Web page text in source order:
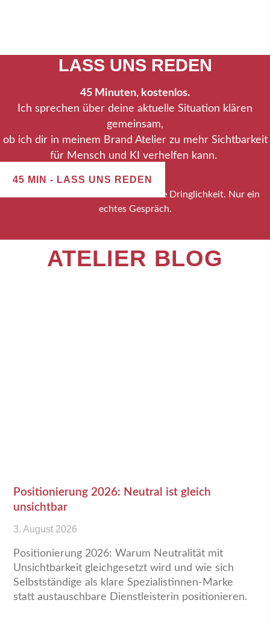
LASS UNS REDEN
45 Minuten, kostenlos.
Ich sprechen über deine aktuelle Situation klären
gemeinsam,
ob ich dir in meinem Brand Atelier zu mehr Sichtbarkeit
für Mensch und KI verhelfen kann.
45 MIN - LASS UNS REDEN
Kein Verkaufsdruck. Keine künstliche Dringlichkeit. Nur ein
echtes Gespräch.
ATELIER BLOG
Positionierung 2026: Neutral ist gleich
unsichtbar
3. August 2026
Positionierung 2026: Warum Neutralität mit
Unsichtbarkeit gleichgesetzt wird und wie sich
Selbstständige als klare Spezialistinnen-Marke
statt austauschbare Dienstleisterin positionieren.